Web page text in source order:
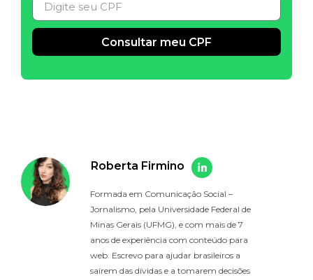
Consultar meu CPF
Roberta Firmino
Formada em Comunicação Social –
Jornalismo, pela Universidade Federal de
Minas Gerais (UFMG), e com mais de 7
anos de experiência com conteúdo para
web. Escrevo para ajudar brasileiros a
saírem das dívidas e a tomarem decisões